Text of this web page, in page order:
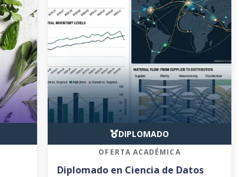
DIPLOMADO
OFERTA ACADÉMICA
Diplomado en Ciencia de Datos